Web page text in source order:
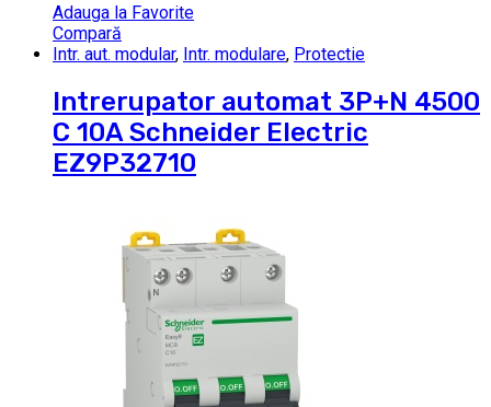
Adauga la Favorite
Compară
Intr. aut. modular, Intr. modulare, Protectie
Intrerupator automat 3P+N 4500
C 10A Schneider Electric
EZ9P32710